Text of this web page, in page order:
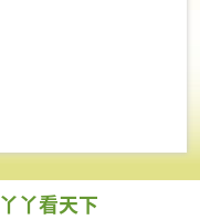
丫丫看天下